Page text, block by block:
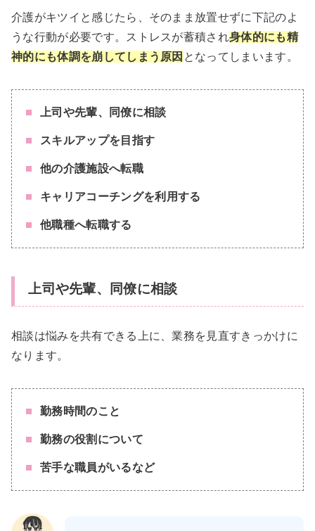
介護がキツイと感じたら、そのまま放置せずに下記のよ
うな行動が必要です。ストレスが蓄積され身体的にも精
神的にも体調を崩してしまう原因 となってしまいます。
上司や先輩、同僚に相談
スキルアップを目指す
他の介護施設へ転職
キャリアコーチングを利用する
他職種へ転職する
上司や先輩、同僚に相談
相談は悩みを共有できる上に、業務を見直すきっかけに
なります。
勤務時間のこと
勤務の役割について
苦手な職員がいるなど